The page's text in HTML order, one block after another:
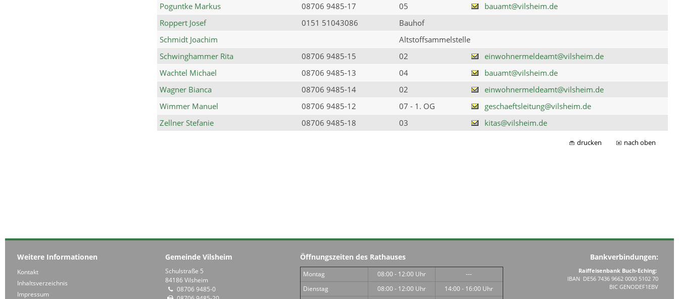
Poguntke Markus
08706 9485-17 05
bauamt@vilsheim.de
Roppert Josef
0151 51043086
Bauhof
Schmidt Joachim
Altstoffsammelstelle
Schwinghammer Rita
08706 9485-15 02
einwohnermeldeamt@vilsheim.de
Wachtel Michael
08706 9485-13 04
bauamt@vilsheim.de
Wagner Bianca
08706 9485-14 02
einwohnermeldeamt@vilsheim.de
Wimmer Manuel
08706 9485-12 07 - 1. OG
geschaeftsleitung@vilsheim.de
Zellner Stefanie
08706 9485-18 03 kitas@vilsheim.de
drucken nach oben
Weitere Informationen
Kontakt
Inhaltsverzeichnis
Impressum
Gemeinde Vilsheim
Schulstraße 5
84186 Vilsheim
08706 9485-0
Öffnungszeiten des Rathauses
Montag 08:00 - 12:00 Uhr
---
Dienstag
08:00 - 12:00 Uhr
14:00 - 16:00 Uhr
Bankverbindungen:
Raiffeisenbank Buch-Eching:
IBAN DE56 7436 9662 0000 5102 70
BIC GENODEF1EBV